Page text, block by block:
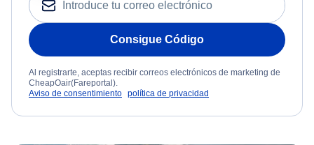
Consigue Código
Al registrarte, aceptas recibir correos electrónicos de marketing de
CheapOair(Fareportal).
Aviso de consentimiento política de privacidad